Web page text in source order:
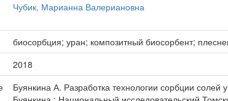
Чубик, Марианна Валериановна
биосорбция; уран; композитный биосорбент;
2018
Буянкина А. Разработка технологии сорбции